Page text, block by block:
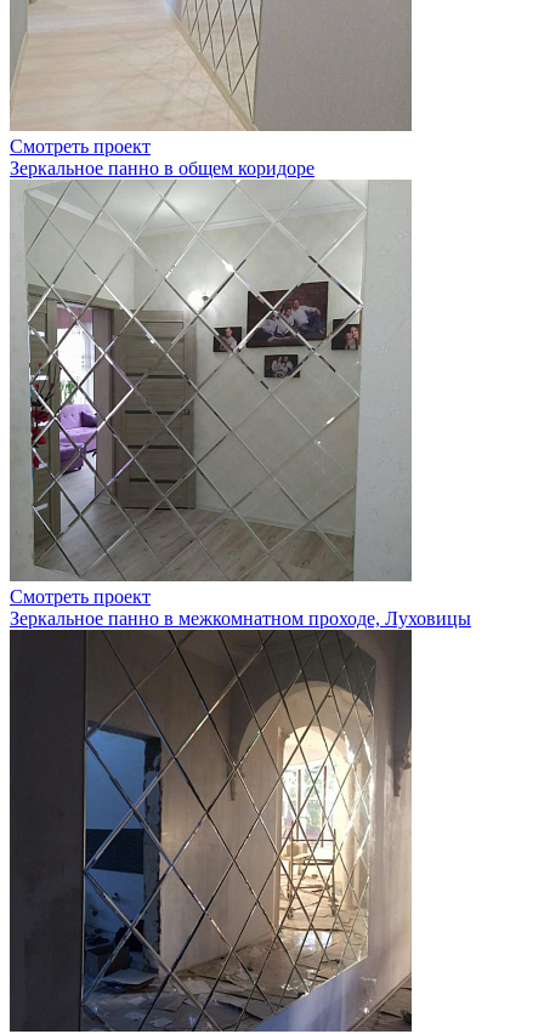
Смотреть проект
Зеркальное панно в общем коридоре
Смотреть проект
Зеркальное панно в межкомнатном проходе, Луховицы